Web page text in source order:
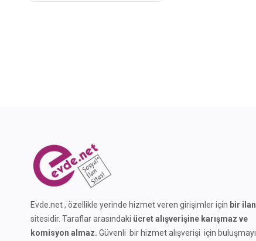
Evde.net , özellikle yerinde hizmet veren girişimler için bir ilan
sitesidir. Taraflar arasındaki ücret alışverişine karışmaz ve
komisyon almaz. Güvenli bir hizmet alışverişi için buluşmayı